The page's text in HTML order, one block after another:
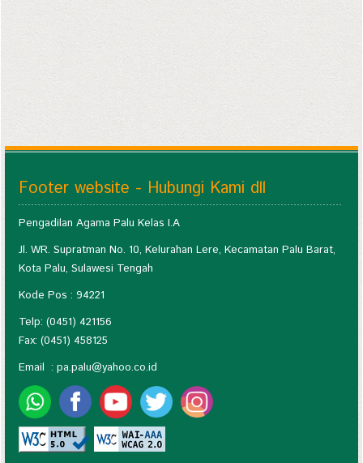
Footer website - Hubungi Kami dll
Pengadilan Agama Palu Kelas I.A
Jl. WR. Supratman No. 10, Kelurahan Lere, Kecamatan Palu Barat,
Kota Palu, Sulawesi Tengah
Kode Pos : 94221
Telp: (0451) 421156
Fax: (0451) 458125
Email : pa.palu@yahoo.co.id